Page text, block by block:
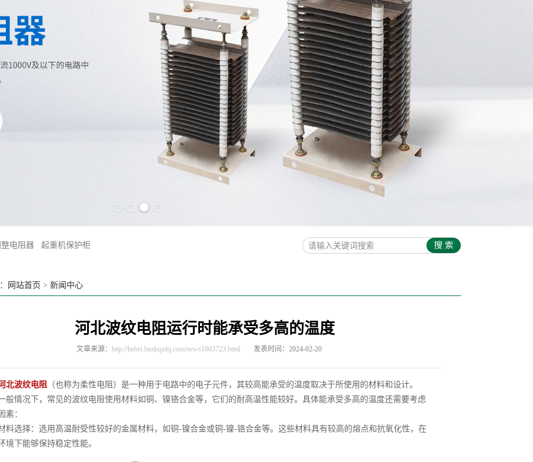
电阻器 起重机保护柜
网站首页 > 新闻中心
河北波纹电阻运行时能承受多高的温度
文章来源： http://hebei.hnzkqzdq.com/news1003723.html 发表时间：2024-02-20
北波纹电阻 （也称为柔性电阻）是一种用于电路中的电子元件，其较高能承受的温度取决于所使用的材料和设计。
情况下，常见的波纹电阻使用材料如铜、镍铬合金等，它们的耐高温性能较好。具体能承受多高的温度还需要考虑
素：
选择：选用高温耐受性较好的金属材料，如铜-镍合金或铜-镍-铬合金等。这些材料具有较高的熔点和抗氧化性，在
境下能够保持稳定性能。